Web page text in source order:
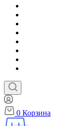
0 Корзина